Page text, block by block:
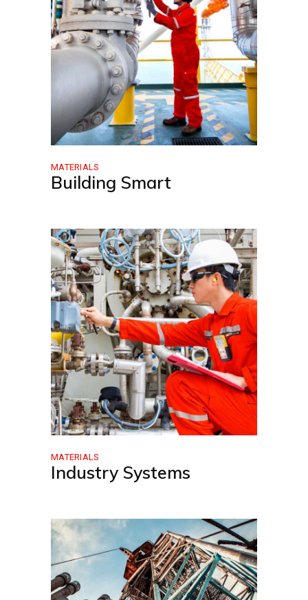
MATERIALS
Building Smart
MATERIALS
Industry Systems